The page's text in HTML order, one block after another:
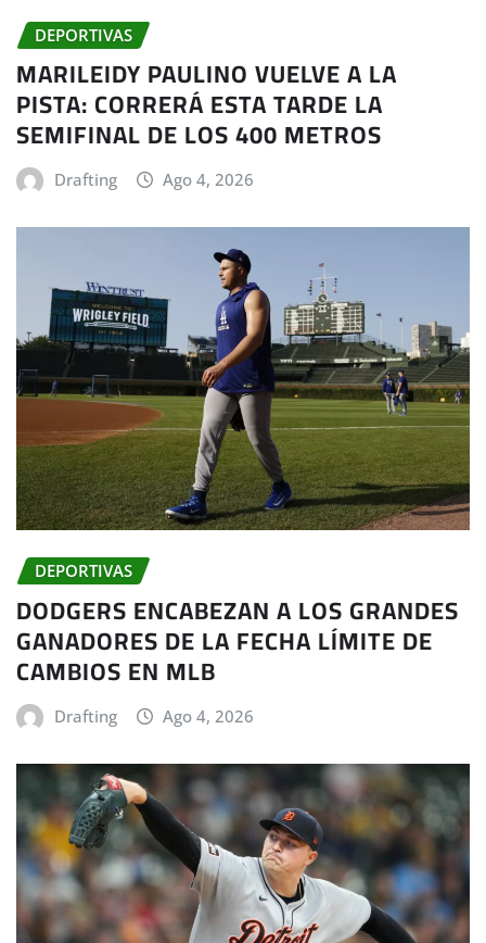
DEPORTIVAS
MARILEIDY PAULINO VUELVE A LA
PISTA: CORRERÁ ESTA TARDE LA
SEMIFINAL DE LOS 400 METROS
Drafting Ago 4, 2026
DEPORTIVAS
DODGERS ENCABEZAN A LOS GRANDES
GANADORES DE LA FECHA LÍMITE DE
CAMBIOS EN MLB
Drafting Ago 4, 2026